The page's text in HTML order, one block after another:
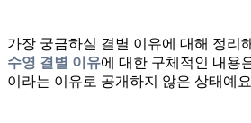
가장 궁금하실 결별 이유에 대해 정리
수영 결별 이유에 대한 구체적인 내용
이라는 이유로 공개하지 않은 상태예